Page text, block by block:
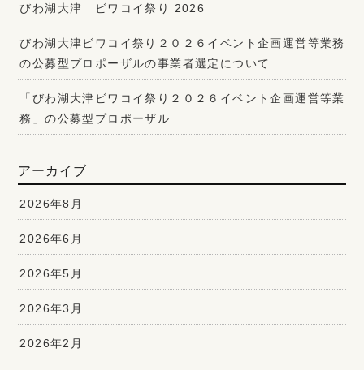
びわ湖大津 ビワコイ祭り 2026
びわ湖大津ビワコイ祭り２０２６イベント企画運営等業務
の公募型プロポーザルの事業者選定について
「びわ湖大津ビワコイ祭り２０２６イベント企画運営等業
務」の公募型プロポーザル
アーカイブ
2026年8月
2026年6月
2026年5月
2026年3月
2026年2月